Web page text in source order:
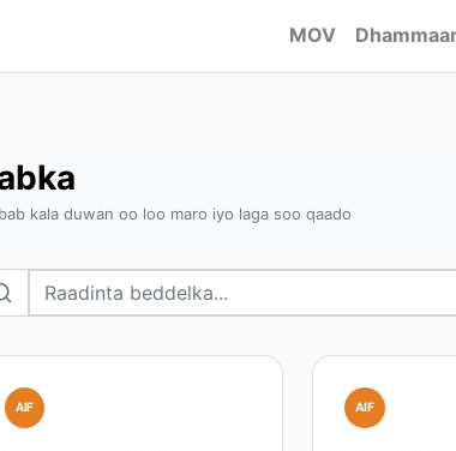
MOV
kala duwan oo loo maro iyo laga soo qaado
AIF AIF